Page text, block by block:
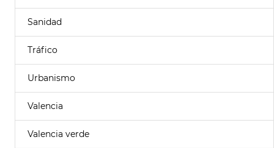
Sanidad
Tráfico
Urbanismo
Valencia
Valencia verde